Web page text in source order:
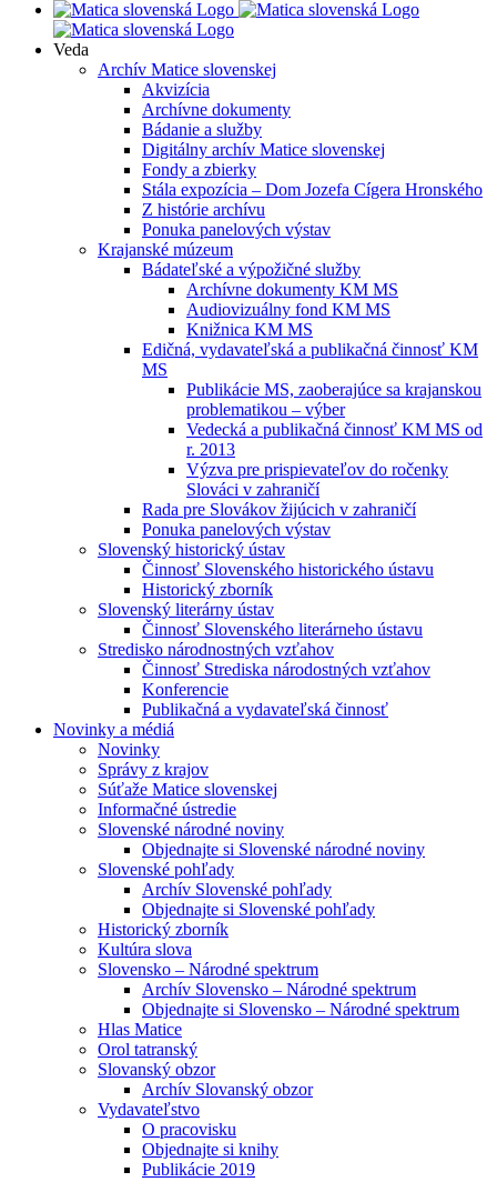
Veda
Archív Matice slovenskej
Akvizícia
Archívne dokumenty
Bádanie a služby
Digitálny archív Matice slovenskej
Fondy a zbierky
Stála expozícia – Dom Jozefa Cígera Hronského
Z histórie archívu
Ponuka panelových výstav
Krajanské múzeum
Bádateľské a výpožičné služby
Archívne dokumenty KM MS
Audiovizuálny fond KM MS
Knižnica KM MS
Edičná, vydavateľská a publikačná činnosť KM
MS
Publikácie MS, zaoberajúce sa krajanskou
problematikou – výber
Vedecká a publikačná činnosť KM MS od
r. 2013
Výzva pre prispievateľov do ročenky
Slováci v zahraničí
Rada pre Slovákov žijúcich v zahraničí
Ponuka panelových výstav
Slovenský historický ústav
Činnosť Slovenského historického ústavu
Historický zborník
Slovenský literárny ústav
Činnosť Slovenského literárneho ústavu
Stredisko národnostných vzťahov
Činnosť Strediska národostných vzťahov
Konferencie
Publikačná a vydavateľská činnosť
Novinky a médiá
Novinky
Správy z krajov
Súťaže Matice slovenskej
Informačné ústredie
Slovenské národné noviny
Objednajte si Slovenské národné noviny
Slovenské pohľady
Archív Slovenské pohľady
Objednajte si Slovenské pohľady
Historický zborník
Kultúra slova
Slovensko – Národné spektrum
Archív Slovensko – Národné spektrum
Objednajte si Slovensko – Národné spektrum
Hlas Matice
Orol tatranský
Slovanský obzor
Archív Slovanský obzor
Vydavateľstvo
O pracovisku
Objednajte si knihy
Publikácie 2019